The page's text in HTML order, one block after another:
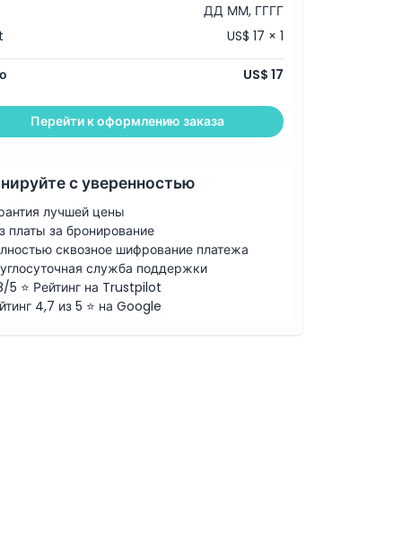
ДД ММ, ГГГГ
US$ 17 × 1
US$ 17
Перейти к оформлению заказа
с уверенностью
лучшей цены
платы за бронирование
сквозное шифрование платежа
служба поддержки
5 ⭐ Рейтинг на Trustpilot
4,7 из 5 ⭐ на Google